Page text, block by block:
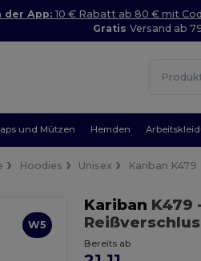
der App: 10 € Rabatt ab 80 € mit
GratisVersand ab
und Mützen Hemden
Hoodies Unisex Kariban K479
W5
Kariban K479
Bereits ab